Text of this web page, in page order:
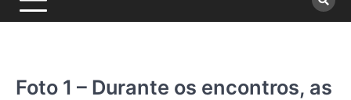
Foto 1 – Durante os encontros, as